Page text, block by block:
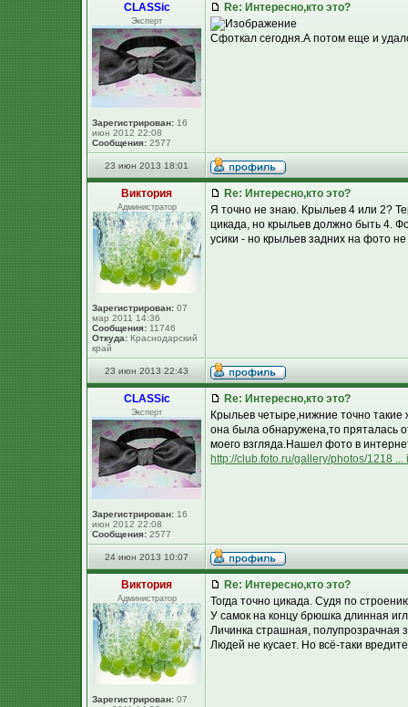
CLASSic
Эксперт
Зарегистрирован: 16
июн 2012 22:08
Сообщения: 2577
Re: Интересно,кто это?
Сфоткал сегодня.А потом еще и
23 июн 2013 18:01
Виктория
Администратор
Зарегистрирован: 07
мар 2011 14:36
Сообщения: 11746
Откуда: Краснодарский
край
Re: Интересно,кто это?
Я точно не знаю. Крыльев 4 или 2?
цикада, но крыльев должно быть 4.
усики - но крыльев задних на фото
23 июн 2013 22:43
CLASSic
Эксперт
Зарегистрирован: 16
июн 2012 22:08
Сообщения: 2577
Re: Интересно,кто это?
Крыльев четыре,нижние точно такие
она была обнаружена,то пряталась
моего взгляда.Нашел фото в
http://club.foto.ru/gallery/photos/1218
24 июн 2013 10:07
Виктория
Администратор
Зарегистрирован: 07
Re: Интересно,кто это?
Тогда точно цикада. Судя по
У самок на концу брюшка длинная
Личинка страшная, полупрозрачная
Людей не кусает. Но всё-таки